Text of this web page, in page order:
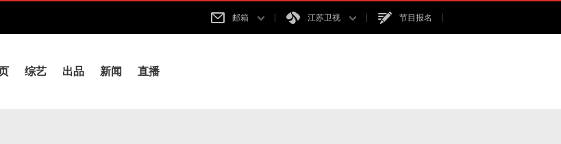
邮箱 江苏卫视 节目报名
综艺 出品 新闻 直播